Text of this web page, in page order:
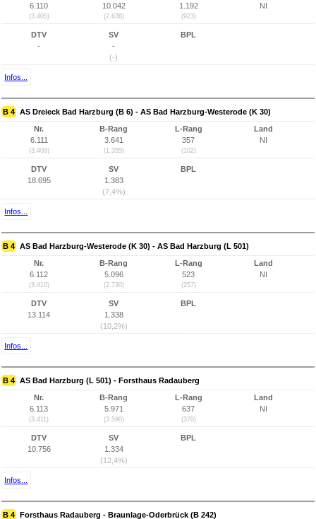
6.110
(3.405)
10.042
(7.638)
1.192
(923)
NI
DTV
-
SV
-
(-)
BPL
Infos...
B 4 AS Dreieck Bad Harzburg (B 6) - AS Bad Harzburg-Westerode (K 30)
Nr.
6.111
(3.409)
B-Rang
3.641
(1.355)
L-Rang
357
(102)
Land
NI
DTV
18.695
SV
1.383
(7,4%)
BPL
Infos...
B 4 AS Bad Harzburg-Westerode (K 30) - AS Bad Harzburg (L 501)
Nr.
6.112
(3.410)
B-Rang
5.096
(2.730)
L-Rang
523
(257)
Land
NI
DTV
13.114
SV
1.338
(10,2%)
BPL
Infos...
B 4 AS Bad Harzburg (L 501) - Forsthaus Radauberg
Nr.
6.113
(3.411)
B-Rang
5.971
(3.590)
L-Rang
637
(370)
Land
NI
DTV
10.756
SV
1.334
(12,4%)
BPL
Infos...
B 4 Forsthaus Radauberg - Braunlage-Oderbrück (B 242)